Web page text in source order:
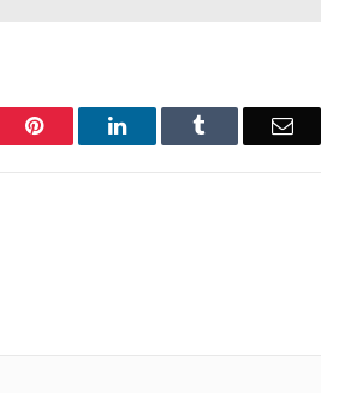
Pinterest LinkedIn Email